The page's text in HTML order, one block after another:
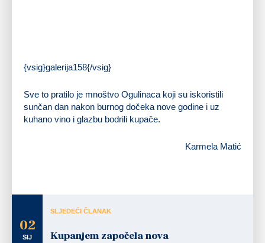
{vsig}galerija158{/vsig}
Sve to pratilo je mnoštvo Ogulinaca koji su iskoristili
sunčan dan nakon burnog dočeka nove godine i uz
kuhano vino i glazbu bodrili kupače.
Karmela Matić
02
SIJ
SLJEDEĆI ČLANAK
Kupanjem započela nova